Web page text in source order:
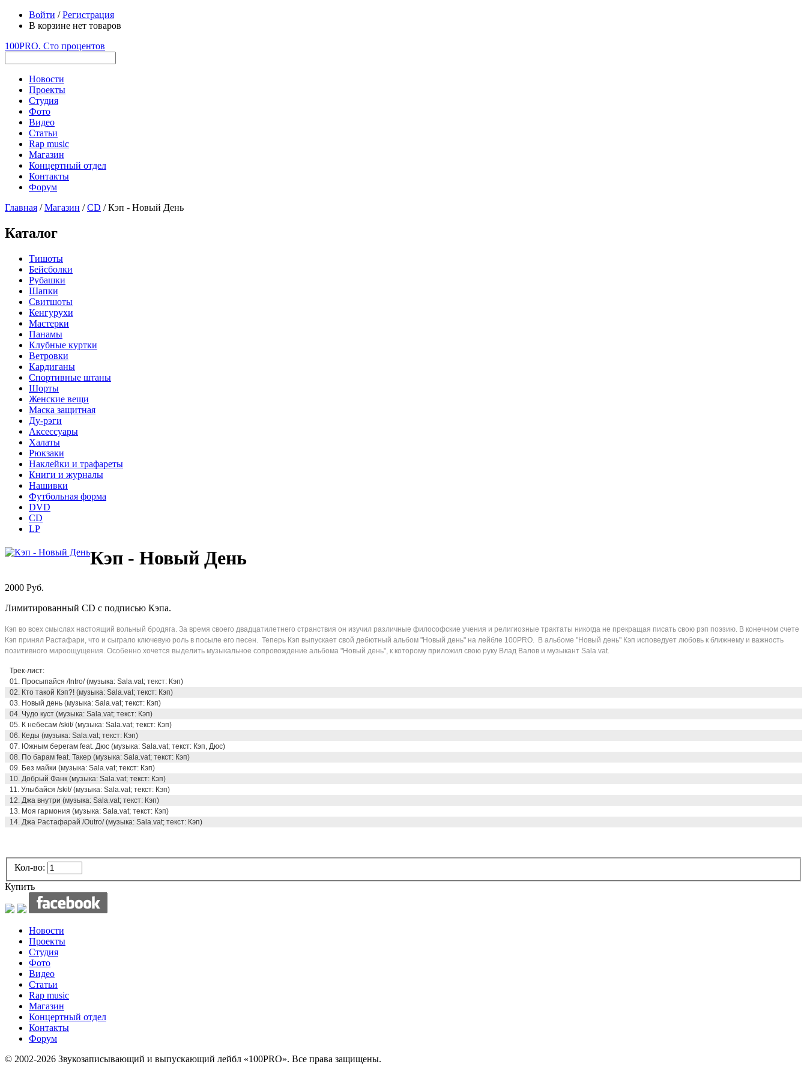
Войти /Регистрация
В корзине нет товаров
100PRO. Сто процентов
Новости
Проекты
Студия
Фото
Видео
Статьи
Rap music
Магазин
Концертный отдел
Контакты
Форум
Главная /Магазин /CD / Кэп - Новый День
Каталог
Тишоты
Бейсболки
Рубашки
Шапки
Свитшоты
Кенгурухи
Мастерки
Панамы
Клубные куртки
Ветровки
Кардиганы
Спортивные штаны
Шорты
Женские вещи
Маска защитная
Ду-рэги
Аксессуары
Халаты
Рюкзаки
Наклейки и трафареты
Книги и журналы
Нашивки
Футбольная форма
DVD
CD
LP
Кэп - Новый День
2000 Pуб.
Лимитированный CD с подписью Кэпа.
Кэп во всех смыслах настоящий вольный бродяга. За время своего двадцатилетнего странствия он изучил различные философские учения и религиозные трактаты никогда не прекращая писать свою рэп поэзию. В конечном счете
Кэп принял Растафари, что и сыграло ключевую роль в посыле его песен. Теперь Кэп выпускает свой дебютный альбом "Новый день" на лейбле 100PRO. В альбоме "Новый день" Кэп исповедует любовь к ближнему и важность
позитивного мироощущения. Особенно хочется выделить музыкальное сопровождение альбома "Новый день", к которому приложил свою руку Влад Валов и музыкант Sala.vat.
Трек-лист:
01. Просыпайся /Intro/ (музыка: Sala.vat; текст: Кэп)
02. Кто такой Кэп?! (музыка: Sala.vat; текст: Кэп)
03. Новый день (музыка: Sala.vat; текст: Кэп)
04. Чудо куст (музыка: Sala.vat; текст: Кэп)
05. К небесам /skit/ (музыка: Sala.vat; текст: Кэп)
06. Кеды (музыка: Sala.vat; текст: Кэп)
07. Южным берегам feat. Дюс (музыка: Sala.vat; текст: Кэп, Дюс)
08. По барам feat. Такер (музыка: Sala.vat; текст: Кэп)
09. Без майки (музыка: Sala.vat; текст: Кэп)
10. Добрый Фанк (музыка: Sala.vat; текст: Кэп)
11. Улыбайся /skit/ (музыка: Sala.vat; текст: Кэп)
12. Джа внутри (музыка: Sala.vat; текст: Кэп)
13. Моя гармония (музыка: Sala.vat; текст: Кэп)
14. Джа Растафарай /Outro/ (музыка: Sala.vat; текст: Кэп)
Кол-во:
Купить
Новости
Проекты
Студия
Фото
Видео
Статьи
Rap music
Магазин
Концертный отдел
Контакты
Форум
© 2002-2026 Звукозаписывающий и выпускающий лейбл «100PRO». Все права защищены.